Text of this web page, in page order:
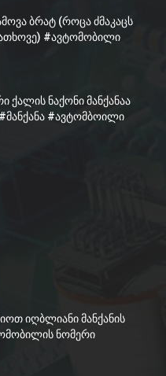
ბრატ (როცა ძმაკაცს
ათხოვე) #ავტომობილი
ქალის ნაქონი მანქანაა
#ავტომბოილი
იღბლიანი მანქანის
ნომერი